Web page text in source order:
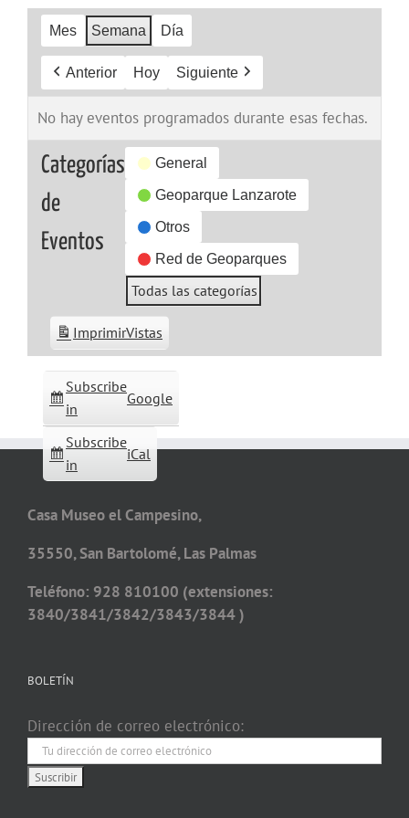
Mes Semana Día
Anterior Hoy Siguiente
No hay eventos programados durante esas fechas.
Categorías
de
Eventos
General
Geoparque Lanzarote
Otros
Red de Geoparques
Todas las categorías
Subscribe
in
Google
Subscribe
in
iCal
ImprimirVistas
Casa Museo el Campesino,
35550, San Bartolomé, Las Palmas
Teléfono: 928 810100 (extensiones:
3840/3841/3842/3843/3844 )
BOLETÍN
Dirección de correo electrónico: